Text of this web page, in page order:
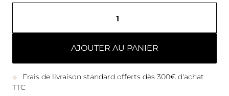
AJOUTER AU PANIER
Frais de livraison standard offerts dès 300€ d'achat
TTC